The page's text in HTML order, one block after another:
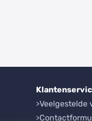
Veelgestelde